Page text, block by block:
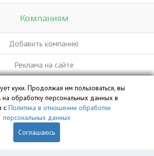
Компаниям
Добавить компанию
Реклама на сайте
vyvoz.org является интеллектуальной
ООО «Профит» и охраняется законом.
куки. Продолжая им пользоваться, вы
на обработку персональных данных в
с Политика в отношении обработки
персональных данных
Соглашаюсь